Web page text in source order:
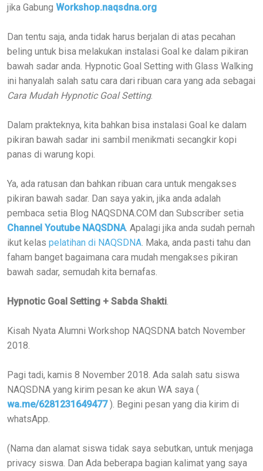
jika Gabung Workshop.naqsdna.org
Dan tentu saja, anda tidak harus berjalan di atas pecahan
beling untuk bisa melakukan instalasi Goal ke dalam pikiran
bawah sadar anda. Hypnotic Goal Setting with Glass Walking
ini hanyalah salah satu cara dari ribuan cara yang ada sebagai
Cara Mudah Hypnotic Goal Setting.
Dalam prakteknya, kita bahkan bisa instalasi Goal ke dalam
pikiran bawah sadar ini sambil menikmati secangkir kopi
panas di warung kopi.
Ya, ada ratusan dan bahkan ribuan cara untuk mengakses
pikiran bawah sadar. Dan saya yakin, jika anda adalah
pembaca setia Blog NAQSDNA.COM dan Subscriber setia
Channel Youtube NAQSDNA. Apalagi jika anda sudah pernah
ikut kelas pelatihan di NAQSDNA . Maka, anda pasti tahu dan
faham banget bagaimana cara mudah mengakses pikiran
bawah sadar, semudah kita bernafas.
Hypnotic Goal Setting + Sabda Shakti
Kisah Nyata Alumni Workshop NAQSDNA batch November
2018.
Pagi tadi, kamis 8 November 2018. Ada salah satu siswa
NAQSDNA yang kirim pesan ke akun WA saya (
wa.me/6281231649477). Begini pesan yang dia kirim di
whatsApp.
(Nama dan alamat siswa tidak saya sebutkan, untuk menjaga
privacy siswa. Dan Ada beberapa bagian kalimat yang saya